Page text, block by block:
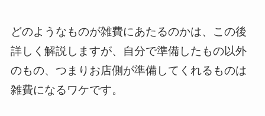
どのようなものが雑費にあたるのかは、この後
詳しく解説しますが、自分で準備したもの以外
のもの、つまりお店側が準備してくれるものは
雑費になるワケです。